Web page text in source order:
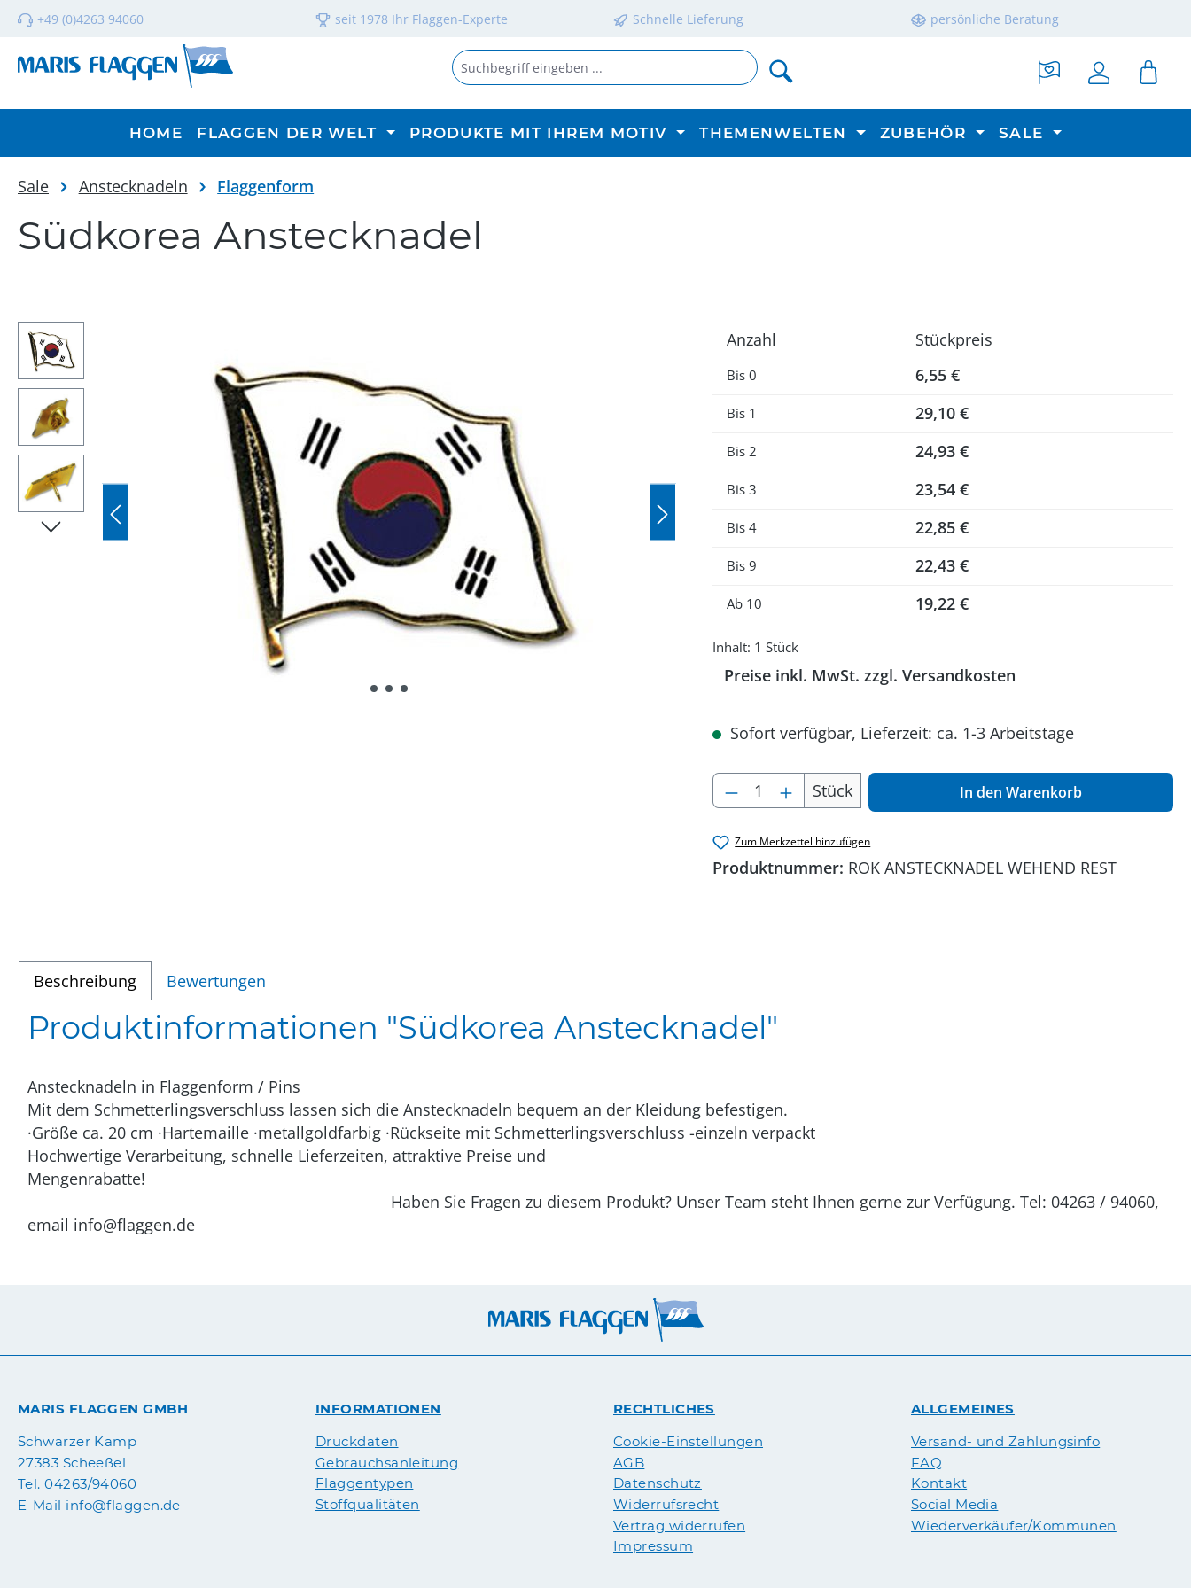
Hauptinhalt springen
Zur Suche springen
Zur Hauptnavigation springen
+49 (0)4263 94060 seit 1978 Ihr Flaggen-Experte Schnelle Lieferung persönliche Beratung
HOME FLAGGEN DER WELT PRODUKTE MIT IHREM MOTIV THEMENWELTEN ZUBEHÖR SALE
Sale Anstecknadeln Flaggenform
Südkorea Anstecknadel
Bildergalerie überspringen Anzahl Stückpreis
Bis0 6,55 €
Bis 1 29,10 €
Bis2 24,93 €
Bis3 23,54 €
Bis4 22,85 €
Bis9 22,43 €
Ab 10 19,22 €
Inhalt: 1 Stück
Preise inkl. MwSt. zzgl. Versandkosten
Sofort verfügbar, Lieferzeit: ca. 1-3 Arbeitstage
Produkt Anzahl: Gib den gewünschten Wert
Stück In den Warenkorb
Zum Merkzettel hinzufügen
Produktnummer: ROK ANSTECKNADEL WEHEND REST
Beschreibung Bewertungen
Produktinformationen "Südkorea Anstecknadel"
Anstecknadeln in Flaggenform / Pins
Mit dem Schmetterlingsverschluss lassen sich die Anstecknadeln bequem an der Kleidung befestigen.
·Größe ca. 20 cm ·Hartemaille ·metallgoldfarbig ·Rückseite mit Schmetterlingsverschluss -einzeln verpackt
Hochwertige Verarbeitung, schnelle Lieferzeiten, attraktive Preise und
Mengenrabatte!
Haben Sie Fragen zu diesem Produkt? Unser Team steht Ihnen gerne zur Verfügung. Tel: 04263 / 94060,
email info@flaggen.de
MARIS FLAGGEN GMBH
Schwarzer Kamp
27383 Scheeßel
Tel. 04263/94060
E-Mail info@flaggen.de
INFORMATIONEN
Druckdaten
Gebrauchsanleitung
Flaggentypen
Stoffqualitäten
RECHTLICHES
Cookie-Einstellungen
AGB
Datenschutz
Widerrufsrecht
Vertrag widerrufen
Impressum
ALLGEMEINES
Versand- und Zahlungsinfo
FAQ
Kontakt
Social Media
Wiederverkäufer/Kommunen